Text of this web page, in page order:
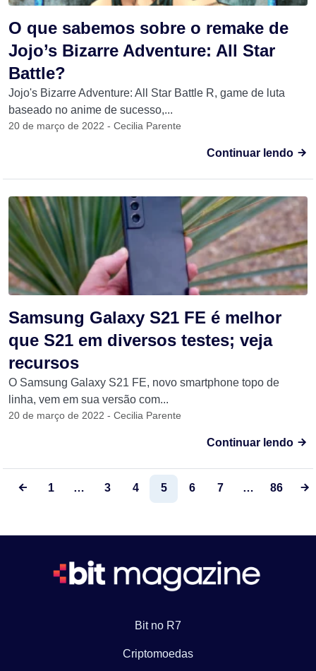
O que sabemos sobre o remake de
Jojo’s Bizarre Adventure: All Star
Battle?
Jojo's Bizarre Adventure: All Star Battle R, game de luta
baseado no anime de sucesso,...
20 de março de 2022 - Cecilia Parente
Continuar lendo
Samsung Galaxy S21 FE é melhor
que S21 em diversos testes; veja
recursos
O Samsung Galaxy S21 FE, novo smartphone topo de
linha, vem em sua versão com...
20 de março de 2022 - Cecilia Parente
Continuar lendo
1 … 3 4 5 6 7 … 86
Bit no R7
Criptomoedas